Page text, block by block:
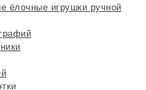
ёлочные игрушки ручной